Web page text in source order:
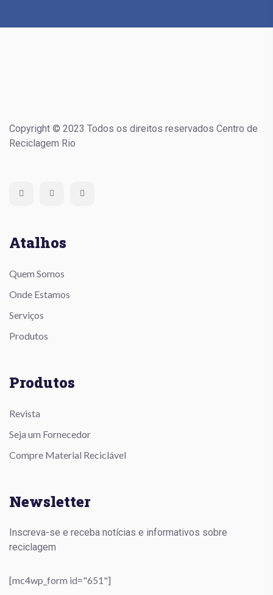
Copyright © 2023 Todos os direitos reservados Centro de
Reciclagem Rio
Atalhos
Quem Somos
Onde Estamos
Serviços
Produtos
Produtos
Revista
Seja um Fornecedor
Compre Material Reciclável
Newsletter
Inscreva-se e receba notícias e informativos sobre
reciclagem
[mc4wp_form id="651"]